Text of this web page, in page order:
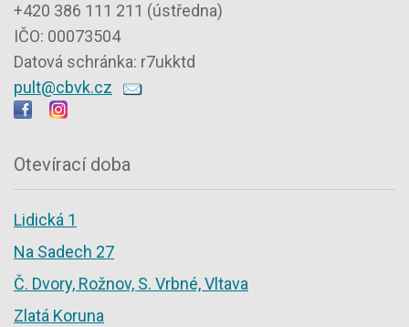
+420 386 111 211 (ústředna)
IČO: 00073504
Datová schránka: r7ukktd
pult@cbvk.cz
Otevírací doba
Lidická 1
Na Sadech 27
Č. Dvory, Rožnov, S. Vrbné, Vltava
Zlatá Koruna